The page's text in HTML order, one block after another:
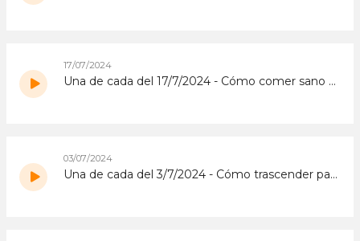
17/07/2024
Una de cada del 17/7/2024 - Cómo comer sano en menos de un minuto y medio
03/07/2024
Una de cada del 3/7/2024 - Cómo trascender para ser